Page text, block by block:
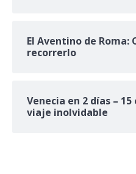
El Aventino de Roma:
recorrerlo
Venecia en 2 días –
viaje inolvidable